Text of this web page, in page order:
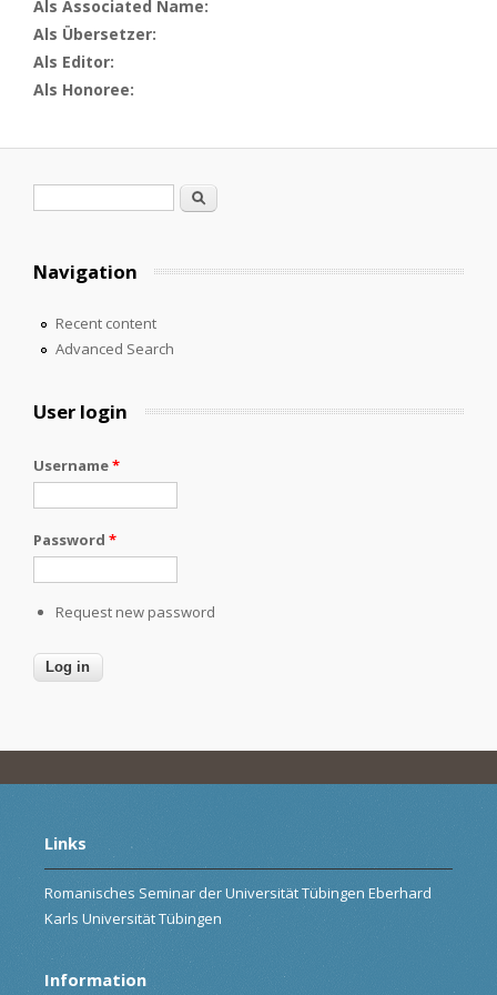
Als Associated Name:
Als Übersetzer:
Als Editor:
Als Honoree:
Search
Navigation
Recent content
Advanced Search
User login
Username*
Password *
Request new password
Links
Romanisches Seminar der Universität Tübingen Eberhard
Karls Universität Tübingen
Information